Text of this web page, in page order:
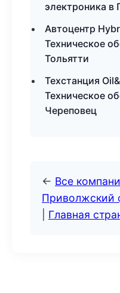
электроника в
Автоцентр
Техническое
Тольятти
Техстанция
Техническое
Череповец
← Все
Приволжский
Главная